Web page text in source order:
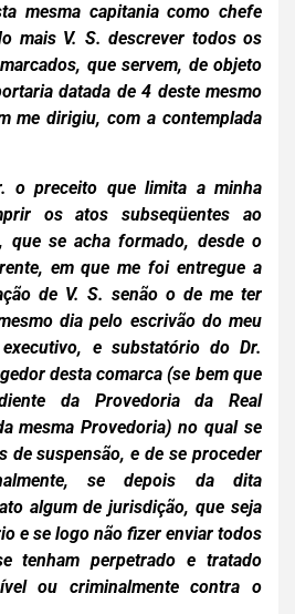
mesma capitania como chefe
mais V. S. descrever todos os
que servem, de objeto
datada de 4 deste mesmo
me dirigiu, com a contemplada
o preceito que limita a minha
os atos subseqüentes ao
que se acha formado, desde o
em que me foi entregue a
de V. S. senão o de me ter
dia pelo escrivão do meu
e substatório do Dr.
desta comarca (se bem que
da Provedoria da Real
mesma Provedoria) no qual se
de suspensão, e de se proceder
se depois da dita
algum de jurisdição, que seja
e se logo não fizer enviar todos
tenham perpetrado e tratado
ou criminalmente contra o